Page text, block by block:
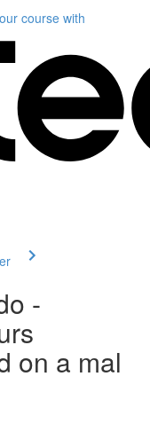
coursewith
-
on a mal